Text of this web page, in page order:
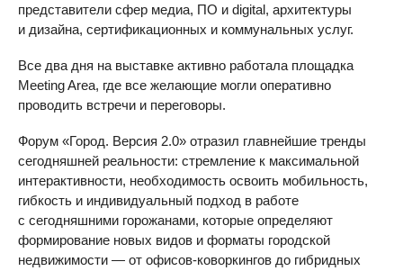
представители сфер медиа, ПО и digital, архитектуры
и дизайна, сертификационных и коммунальных услуг.
Все два дня на выставке активно работала площадка
Meeting Area, где все желающие могли оперативно
проводить встречи и переговоры.
Форум «Город. Версия 2.0» отразил главнейшие тренды
сегодняшней реальности: стремление к максимальной
интерактивности, необходимость освоить мобильность,
гибкость и индивидуальный подход в работе
с сегодняшними горожанами, которые определяют
формирование новых видов и форматы городской
недвижимости — от офисов-коворкингов до гибридных